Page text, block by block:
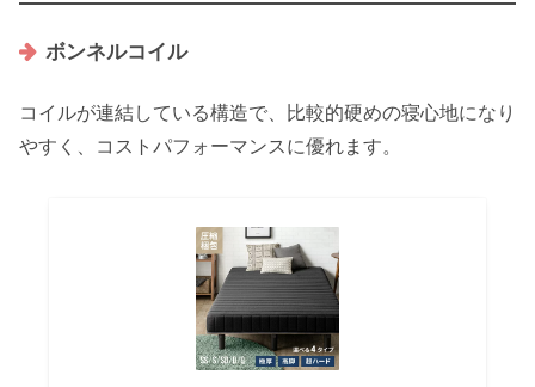
ボンネルコイル
コイルが連結している構造で、比較的硬めの寝心地になり
やすく、コストパフォーマンスに優れます。